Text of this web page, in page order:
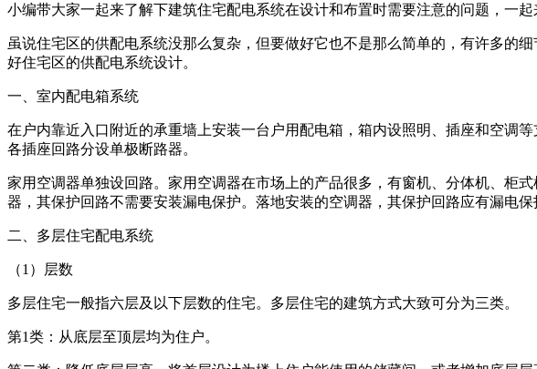
小编带大家一起来了解下建筑住宅配电系统在设计和布置时需要注意的问题，一起
虽说住宅区的供配电系统没那么复杂，但要做好它也不是那么简单的，有许多的
好住宅区的供配电系统设计。
一、室内配电箱系统
在户内靠近入口附近的承重墙上安装一台户用配电箱，箱内设照明、插座和空调
各插座回路分设单极断路器。
家用空调器单独设回路。家用空调器在市场上的产品很多，有窗机、分体机、柜
器，其保护回路不需要安装漏电保护。落地安装的空调器，其保护回路应有漏电保
二、多层住宅配电系统
（1）层数
多层住宅一般指六层及以下层数的住宅。多层住宅的建筑方式大致可分为三类。
第1类：从底层至顶层均为住户。